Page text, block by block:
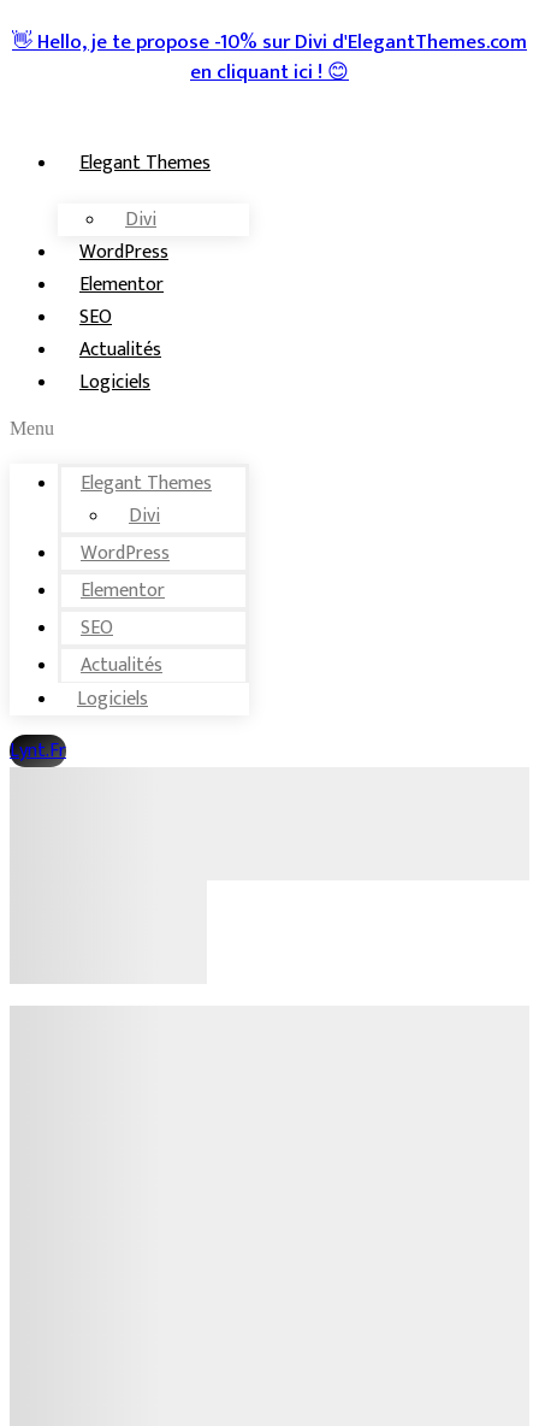
👋 Hello, je te propose -10% sur Divi d'ElegantThemes.com
encliquant ici! 😊
Elegant Themes
Divi
WordPress
Elementor
SEO
Actualités
Logiciels
Menu
Elegant Themes
Divi
WordPress
Elementor
SEO
Actualités
Logiciels
Lynt.fr